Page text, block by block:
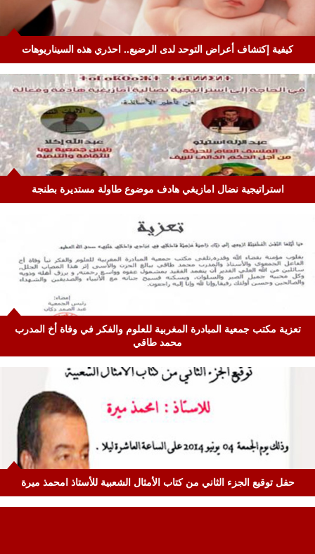
كيفية إكتشاف أعراض التوحد لدى الرضيع.. احذري هذه السيناريوهات
استراتيجية نضال امازيغي هادف موضوع طاولة مستديرة بطنجة
تعزية مكتب جمعية المبادرة المغربية للعلوم والفكر في وفاة أخ المدرب
محمد طاقي
حفل توقيع الجزء الثاني من كتاب الأمثال الشعبية للأستاذ امحمذ ميرة